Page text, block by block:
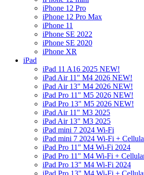
iPhone 12 Pro
iPhone 12 Pro Max
iPhone 11
iPhone SE 2022
iPhone SE 2020
iPhone XR
iPad
iPad 11 A16 2025 NEW!
iPad Air 11" M4 2026 NEW!
iPad Air 13" M4 2026 NEW!
iPad Pro 11" M5 2026 NEW!
iPad Pro 13" M5 2026 NEW!
iPad Air 11" M3 2025
iPad Air 13" M3 2025
iPad mini 7 2024 Wi-Fi
iPad mini 7 2024 Wi-Fi +
iPad Pro 11" M4 Wi-Fi 2024
iPad Pro 11" M4 Wi-Fi +
iPad Pro 13" M4 Wi-Fi 2024
iPad Pro 13" M4 Wi-Fi +